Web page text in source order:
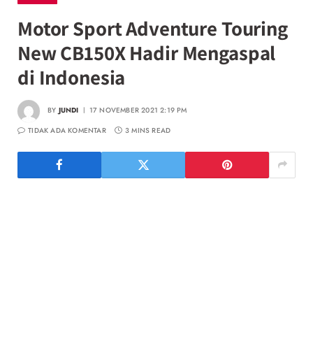
Motor Sport Adventure Touring
New CB150X Hadir Mengaspal
di Indonesia
BY JUNDI
17 NOVEMBER 2021 2:19 PM
TIDAK ADA KOMENTAR
3 MINS READ